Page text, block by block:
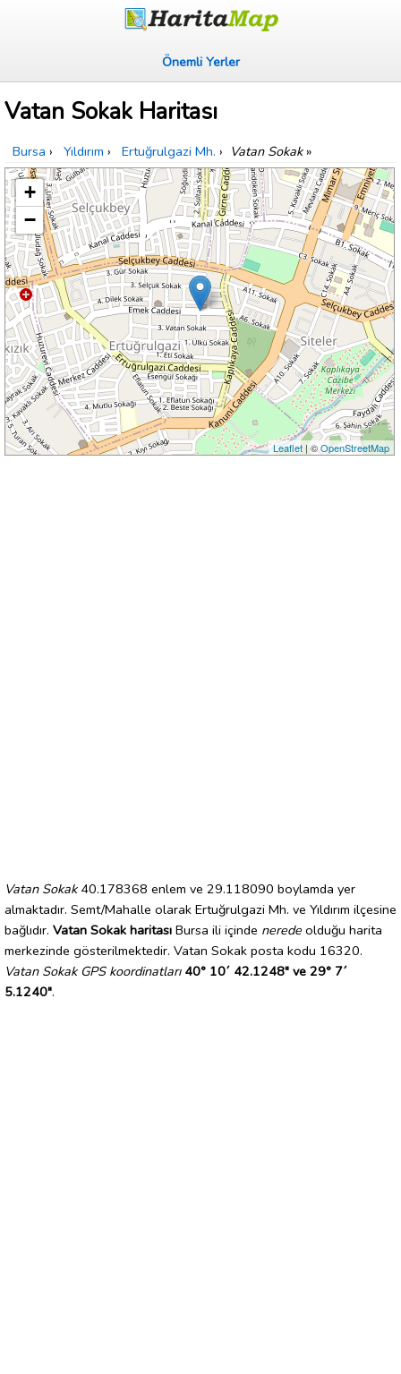
Önemli Yerler
Vatan Sokak Haritası
Bursa › Yıldırım › Ertuğrulgazi Mh. › Vatan Sokak»
+
−
Leaflet| ©OpenStreetMap
Vatan Sokak40.178368 enlem ve 29.118090 boylamda yer
almaktadır. Semt/Mahalle olarak Ertuğrulgazi Mh. ve Yıldırım ilçesine
bağlıdır. Vatan Sokak haritası Bursa ili içinde nerede olduğu harita
merkezinde gösterilmektedir. Vatan Sokak posta kodu 16320.
Vatan Sokak GPS koordinatları 40° 10´ 42.1248" ve 29° 7´
5.1240".